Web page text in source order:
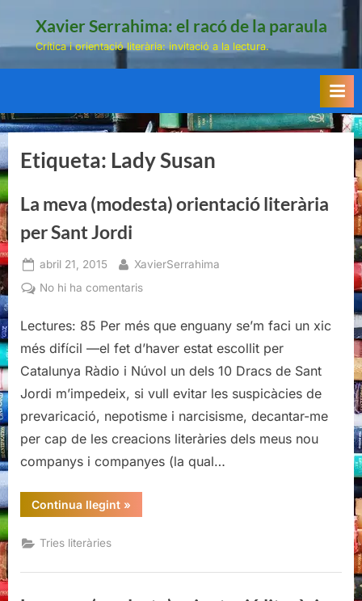
Xavier Serrahima: el racó de la paraula
Crítica i orientació literària: invitació a la lectura.
Etiqueta: Lady Susan
La meva (modesta) orientació literària
per Sant Jordi
Posted
on
abril 21, 2015 By
XavierSerrahima
No hi ha comentarisa
meva
(modesta)
literària
per
Sant
Jordi
Lectures: 85 Per més que enguany se’m faci un xic
més difícil —el fet d’haver estat escollit per
Catalunya Ràdio i Núvol un dels 10 Dracs de Sant
Jordi m’impedeix, si vull evitar les suspicàcies de
prevaricació, nepotisme i narcisisme, decantar-me
per cap de les creacions literàries dels meus nou
companys i companyes (la qual…
Continua llegint“La
meva
Sant
»
Tries literàries